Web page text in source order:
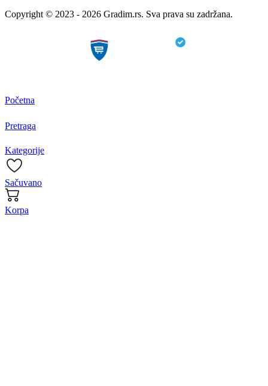
Copyright © 2023 - 2026 Gradim.rs. Sva prava su zadržana.
Početna
Pretraga
Kategorije
Sačuvano
Korpa